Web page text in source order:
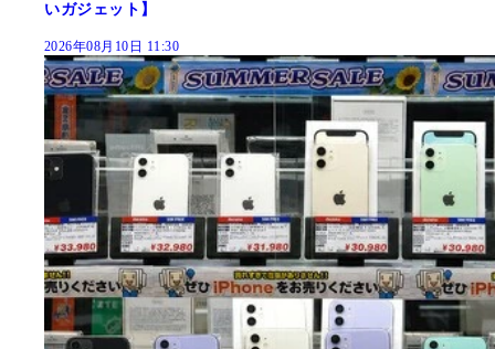
いガジェット】
2026年08月10日 11:30